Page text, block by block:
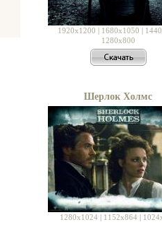
1920x1200 | 1680x1050 |
1280x800
Шерлок Холмс
1280x1024| 1152x864|